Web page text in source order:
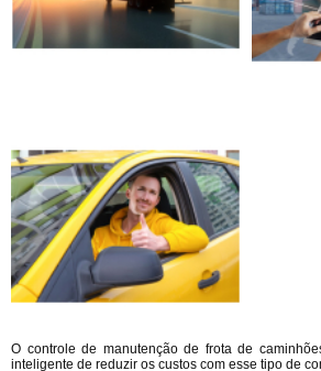
O controle de manutenção de frota de
inteligente de reduzir os custos com esse tipo de